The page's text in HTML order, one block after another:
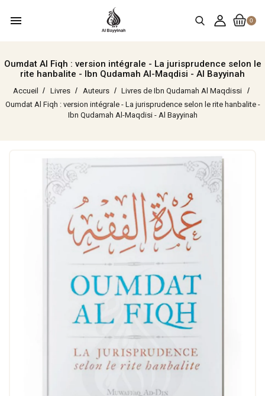
0
menu
Oumdat Al Fiqh : version intégrale - La jurisprudence selon le
rite hanbalite - Ibn Qudamah Al-Maqdisi - Al Bayyinah
Accueil Livres Auteurs
Livres de Ibn Qudamah Al Maqdissi
Oumdat Al Fiqh : version intégrale - La jurisprudence selon le rite hanbalite -
Ibn Qudamah Al-Maqdisi - Al Bayyinah